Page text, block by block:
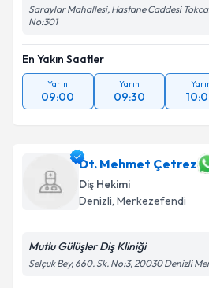
Saraylar Mahallesi, Hastane Caddesi
No:301
En Yakın Saatler
Yarın
09:00
Yarın
09:30
Dt. Mehmet Çetrez
Diş Hekimi
Denizli, Merkezefendi
Mutlu Gülüşler Diş Kliniği
Selçuk Bey, 660. Sk. No:3, 20030 Denizli